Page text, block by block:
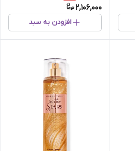
2,106,000
افزودن به سبد